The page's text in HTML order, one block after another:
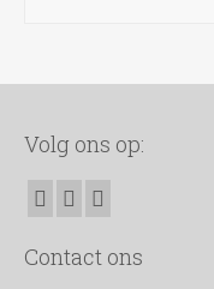
Volg ons op:
Contact ons